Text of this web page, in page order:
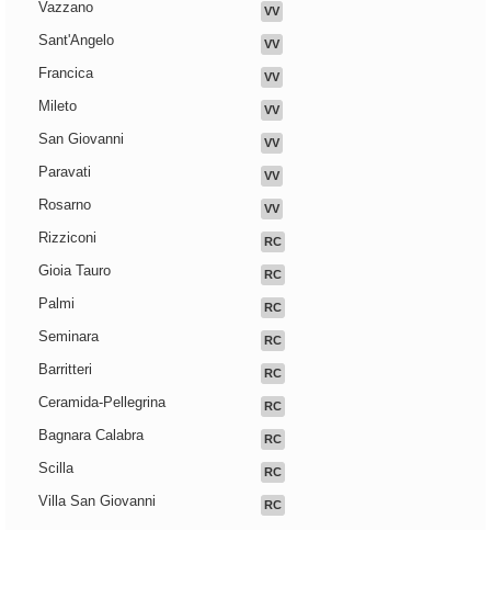
Vazzano VV
Sant'Angelo VV
Francica VV
Mileto VV
San Giovanni VV
Paravati VV
Rosarno VV
Rizziconi RC
Gioia Tauro RC
Palmi RC
Seminara RC
Barritteri RC
Ceramida-Pellegrina RC
Bagnara Calabra RC
Scilla RC
Villa San Giovanni RC